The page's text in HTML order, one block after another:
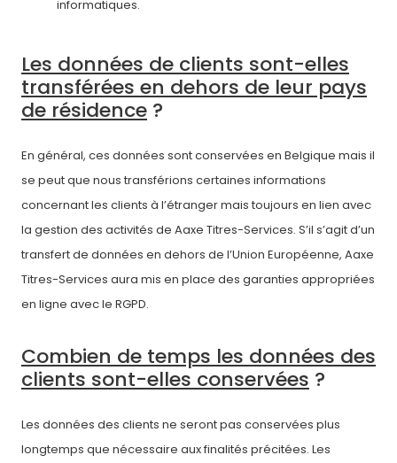
informatiques.
Les données de clients sont-elles
transférées en dehors de leur pays
de résidence ?
En général, ces données sont conservées en Belgique mais il
se peut que nous transférions certaines informations
concernant les clients à l’étranger mais toujours en lien avec
la gestion des activités de Aaxe Titres-Services. S’il s’agit d’un
transfert de données en dehors de l’Union Européenne, Aaxe
Titres-Services aura mis en place des garanties appropriées
en ligne avec le RGPD.
Combien de temps les données des
clients sont-elles conservées ?
Les données des clients ne seront pas conservées plus
longtemps que nécessaire aux finalités précitées. Les